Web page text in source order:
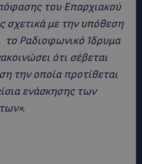
του Επαρχιακού
σχετικά με την υπόθεση
το Ραδιοφωνικό Ίδρυμα
ότι σέβεται
την οποία προτίθεται
ενάσκησης των